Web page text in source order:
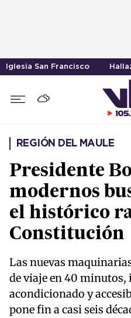
Iglesia San Francisco
REGIÓN DEL MAULE
Presidente
modernos
el histórico
Constitución
Las nuevas
de viaje en 40
acondicionado y
pone fin a casi seis